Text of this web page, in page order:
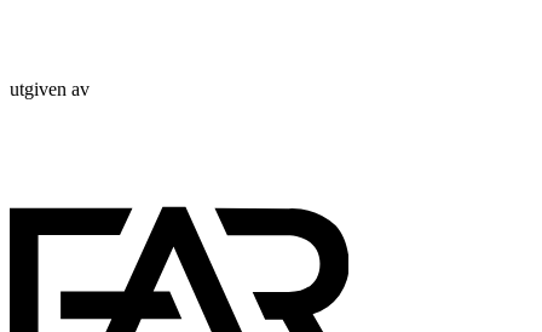
utgiven av